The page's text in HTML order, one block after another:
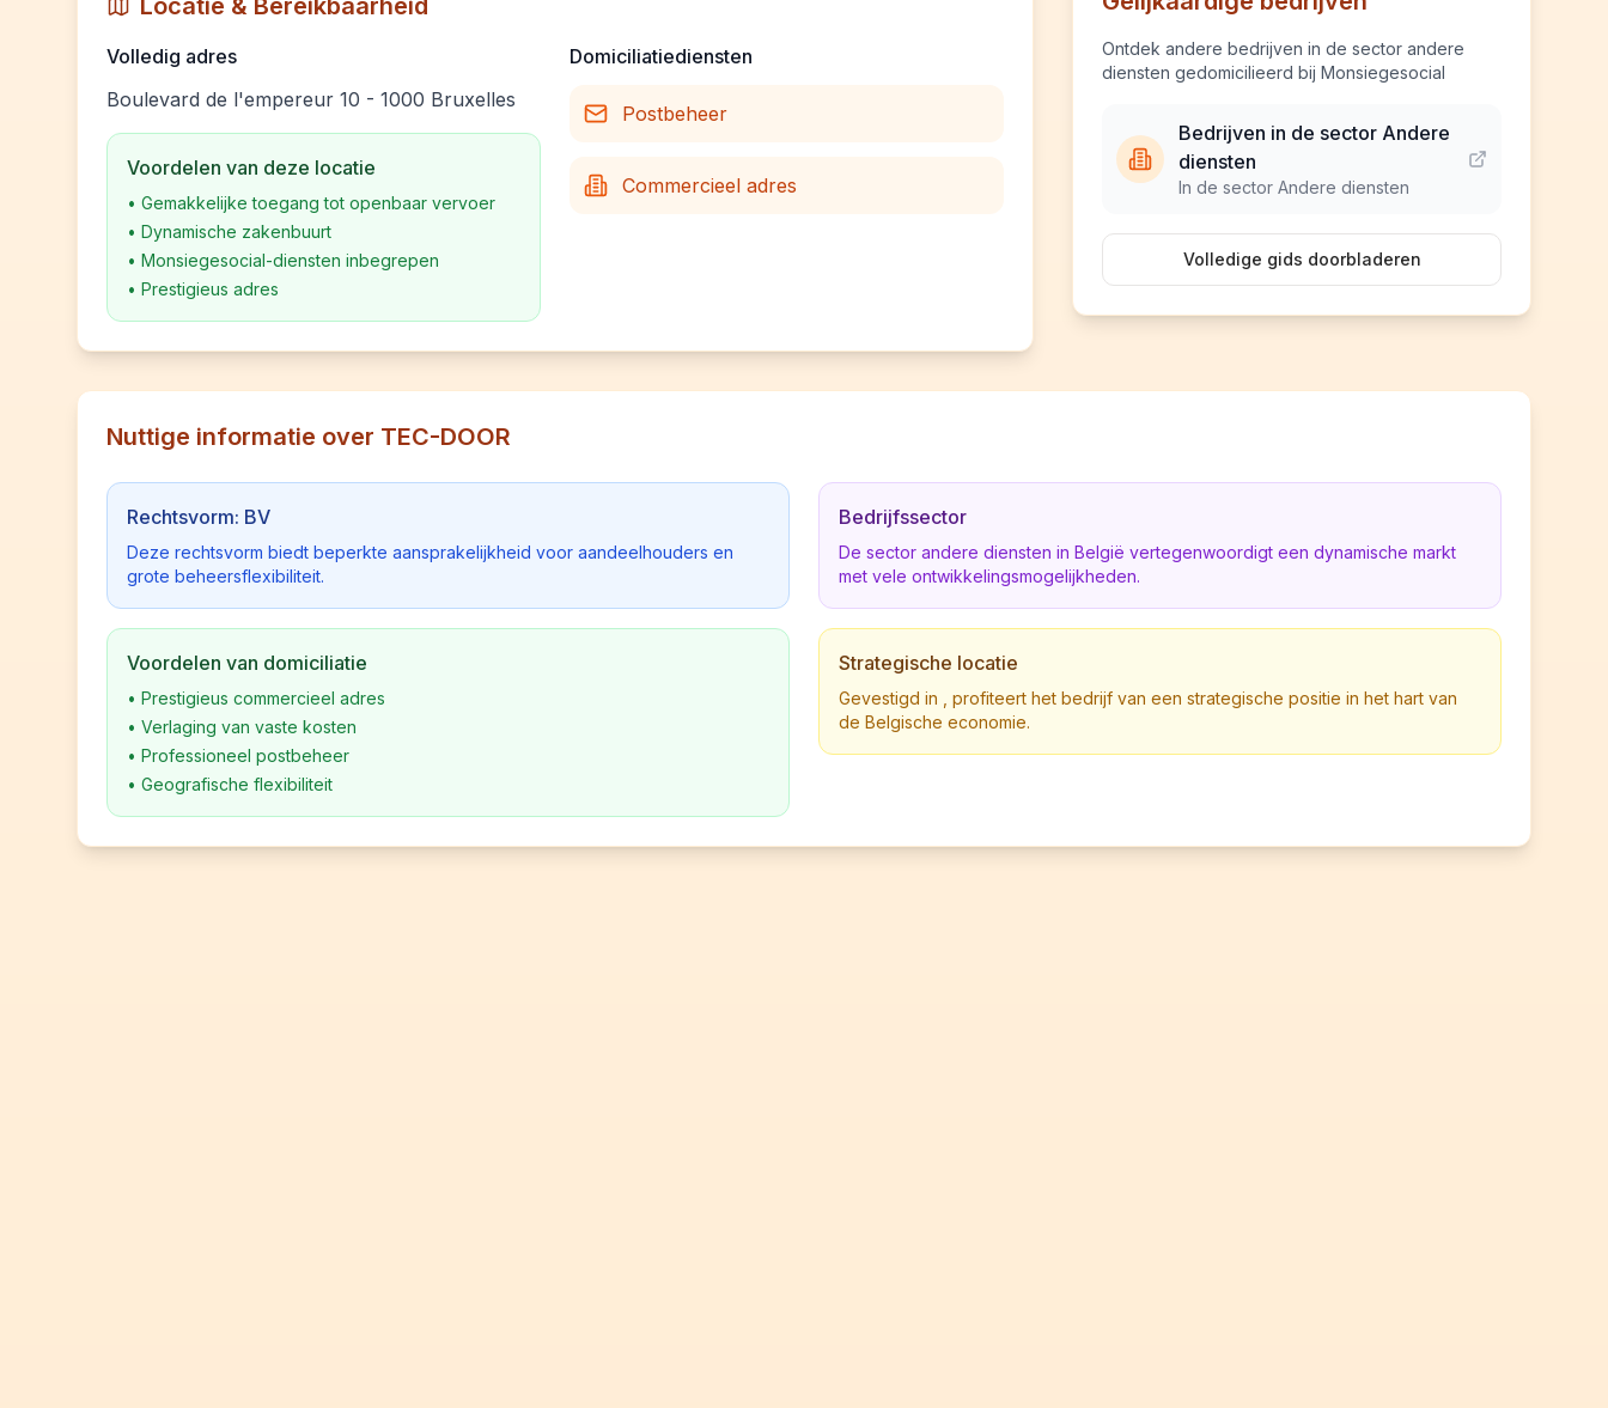
Locatie & Bereikbaarheid
Volledig adres
Boulevard de l'empereur 10 - 1000 Bruxelles
Voordelen van deze locatie
• Gemakkelijke toegang tot openbaar vervoer
• Dynamische zakenbuurt
• Monsiegesocial-diensten inbegrepen
• Prestigieus adres
Domiciliatiediensten
Postbeheer
Commercieel adres
Ontdek andere bedrijven in de sector andere
diensten gedomicilieerd bij Monsiegesocial
Bedrijven in de sector Andere
diensten
In de sector Andere diensten
Volledige gids doorbladeren
Nuttige informatie over TEC-DOOR
Rechtsvorm: BV
Deze rechtsvorm biedt beperkte aansprakelijkheid voor aandeelhouders en
grote beheersflexibiliteit.
Voordelen van domiciliatie
• Prestigieus commercieel adres
• Verlaging van vaste kosten
• Professioneel postbeheer
• Geografische flexibiliteit
Bedrijfssector
De sector andere diensten in België vertegenwoordigt een dynamische markt
met vele ontwikkelingsmogelijkheden.
Strategische locatie
Gevestigd in , profiteert het bedrijf van een strategische positie in het hart van
de Belgische economie.